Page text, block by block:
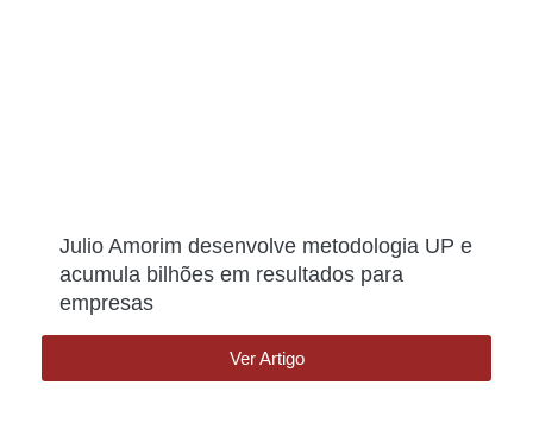
Julio Amorim desenvolve metodologia UP e
acumula bilhões em resultados para
empresas
Ver Artigo